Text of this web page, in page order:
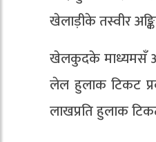
खेलाड़ीके तस्वीर
खेलकुदके माध्यमसँ
लेल हुलाक टिकट
लाखप्रति हुलाक